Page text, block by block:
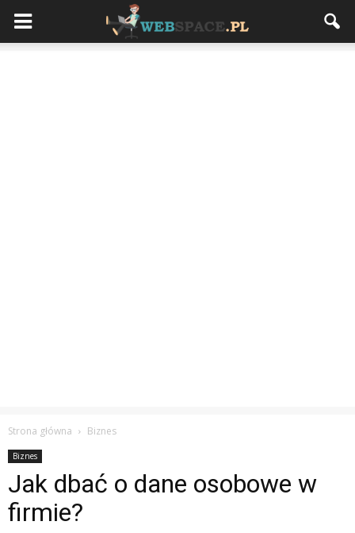
Strona główna Biznes
Biznes
Jak dbać o dane osobowe w
firmie?